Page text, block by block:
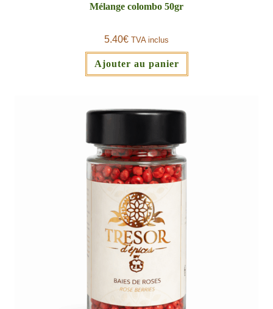
Mélange colombo 50gr
5.40€ TVA inclus
Ajouter au panier